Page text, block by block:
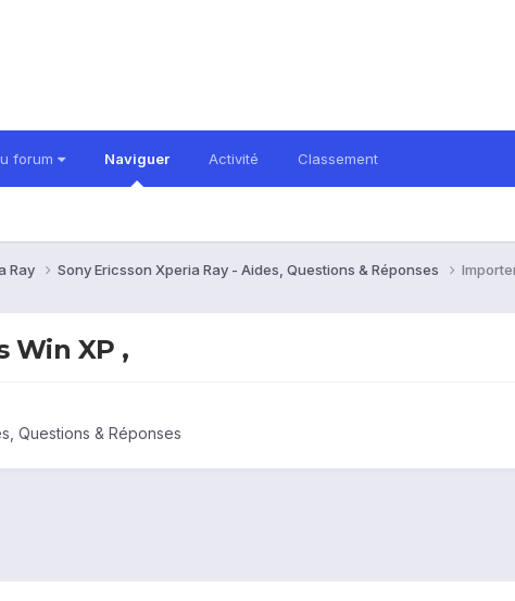
forum Naviguer Activité Classement
Ray Sony Ericsson Xperia Ray - Aides, Questions & Réponses
Win XP ,
Questions & Réponses